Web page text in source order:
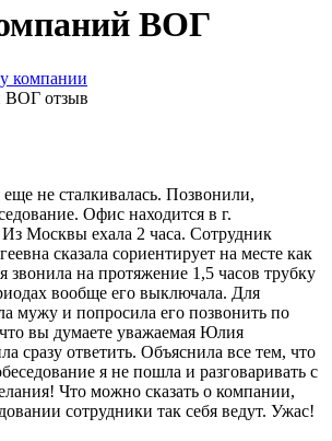
ВОГ
компании
не сталкивалась. Позвонили,
Офис находится в г.
Москвы ехала 2 часа. Сотрудник
сказала сориентирует на месте как
звонила на протяжение 1,5 часов трубку
вообще его выключала. Для
мужу и попросила его позвонить по
вы думаете уважаемая Юлия
сразу ответить. Объяснила все тем, что
я не пошла и разговаривать с
Что можно сказать о компании,
сотрудники так себя ведут. Ужас!